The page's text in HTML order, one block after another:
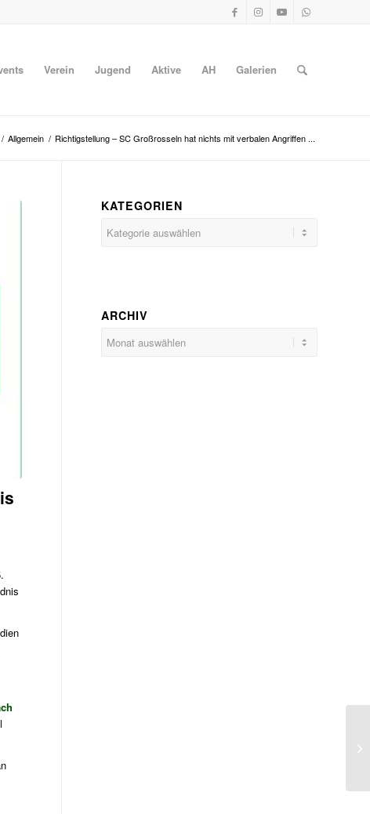
Verein Jugend Aktive AH Galerien
/ Allgemein / Richtigstellung – SC Großrosseln hat nichts mit verbalen Angriffen ...
KATEGORIEN
ARCHIV